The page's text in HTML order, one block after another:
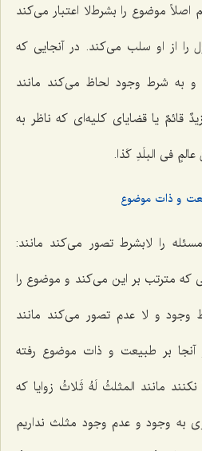
موضوع را بشرط‌لا اعتبار می‌کند
را از او سلب می‌کند. در آنجایی که
به شرط وجود لحاظ می‌کند مانند
زیدٌ قائمٌ یا قضایای کلیه‌ای که ناظر به
فی البلَدِ کَذا.
و ذات موضوع
را لابشرط تصور می‌کند مانند:
که مترتب بر این می‌کند و موضوع را
وجود و لا عدم تصور می‌کند مانند
بر طبیعت و ذات موضوع رفته
مانند المثلثُ لَهُ ثَلاثُ زوایا که
به وجود و عدم وجود مثلث نداریم